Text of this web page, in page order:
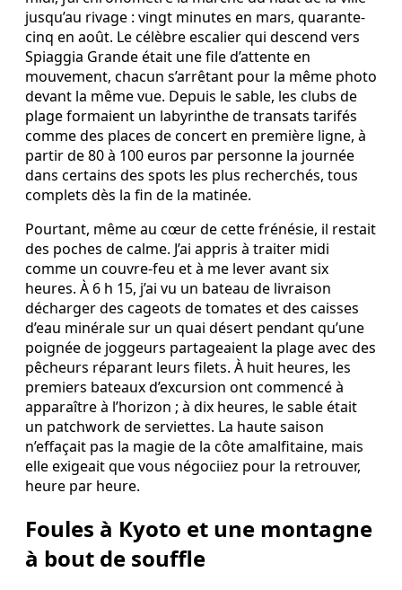
jusqu’au rivage : vingt minutes en mars, quarante-
cinq en août. Le célèbre escalier qui descend vers
Spiaggia Grande était une file d’attente en
mouvement, chacun s’arrêtant pour la même photo
devant la même vue. Depuis le sable, les clubs de
plage formaient un labyrinthe de transats tarifés
comme des places de concert en première ligne, à
partir de 80 à 100 euros par personne la journée
dans certains des spots les plus recherchés, tous
complets dès la fin de la matinée.
Pourtant, même au cœur de cette frénésie, il restait
des poches de calme. J’ai appris à traiter midi
comme un couvre-feu et à me lever avant six
heures. À 6 h 15, j’ai vu un bateau de livraison
décharger des cageots de tomates et des caisses
d’eau minérale sur un quai désert pendant qu’une
poignée de joggeurs partageaient la plage avec des
pêcheurs réparant leurs filets. À huit heures, les
premiers bateaux d’excursion ont commencé à
apparaître à l’horizon ; à dix heures, le sable était
un patchwork de serviettes. La haute saison
n’effaçait pas la magie de la côte amalfitaine, mais
elle exigeait que vous négociiez pour la retrouver,
heure par heure.
Foules à Kyoto et une montagne
à bout de souffle